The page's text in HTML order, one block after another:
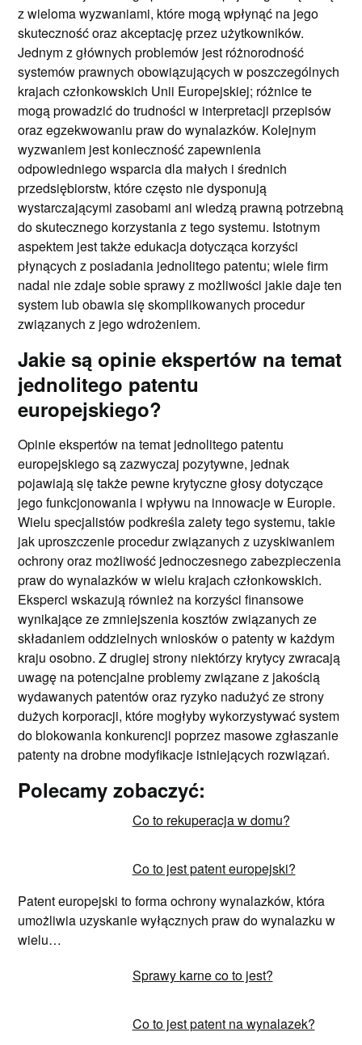
z wieloma wyzwaniami, które mogą wpłynąć na jego
skuteczność oraz akceptację przez użytkowników.
Jednym z głównych problemów jest różnorodność
systemów prawnych obowiązujących w poszczególnych
krajach członkowskich Unii Europejskiej; różnice te
mogą prowadzić do trudności w interpretacji przepisów
oraz egzekwowaniu praw do wynalazków. Kolejnym
wyzwaniem jest konieczność zapewnienia
odpowiedniego wsparcia dla małych i średnich
przedsiębiorstw, które często nie dysponują
wystarczającymi zasobami ani wiedzą prawną potrzebną
do skutecznego korzystania z tego systemu. Istotnym
aspektem jest także edukacja dotycząca korzyści
płynących z posiadania jednolitego patentu; wiele firm
nadal nie zdaje sobie sprawy z możliwości jakie daje ten
system lub obawia się skomplikowanych procedur
związanych z jego wdrożeniem.
Jakie są opinie ekspertów na temat
jednolitego patentu
europejskiego?
Opinie ekspertów na temat jednolitego patentu
europejskiego są zazwyczaj pozytywne, jednak
pojawiają się także pewne krytyczne głosy dotyczące
jego funkcjonowania i wpływu na innowacje w Europie.
Wielu specjalistów podkreśla zalety tego systemu, takie
jak uproszczenie procedur związanych z uzyskiwaniem
ochrony oraz możliwość jednoczesnego zabezpieczenia
praw do wynalazków w wielu krajach członkowskich.
Eksperci wskazują również na korzyści finansowe
wynikające ze zmniejszenia kosztów związanych ze
składaniem oddzielnych wniosków o patenty w każdym
kraju osobno. Z drugiej strony niektórzy krytycy zwracają
uwagę na potencjalne problemy związane z jakością
wydawanych patentów oraz ryzyko nadużyć ze strony
dużych korporacji, które mogłyby wykorzystywać system
do blokowania konkurencji poprzez masowe zgłaszanie
patenty na drobne modyfikacje istniejących rozwiązań.
Polecamy zobaczyć:
Co to rekuperacja w domu?
Co to jest patent europejski?
Patent europejski to forma ochrony wynalazków, która
umożliwia uzyskanie wyłącznych praw do wynalazku w
wielu…
Sprawy karne co to jest?
Co to jest patent na wynalazek?